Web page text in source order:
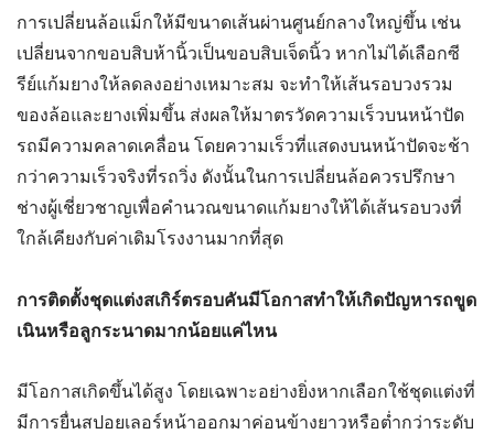
การเปลี่ยนล้อแม็กให้มีขนาดเส้นผ่านศูนย์กลางใหญ่ขึ้น เช่น
เปลี่ยนจากขอบสิบห้านิ้วเป็นขอบสิบเจ็ดนิ้ว หากไม่ได้เลือกซี
รีย์แก้มยางให้ลดลงอย่างเหมาะสม จะทำให้เส้นรอบวงรวม
ของล้อและยางเพิ่มขึ้น ส่งผลให้มาตรวัดความเร็วบนหน้าปัด
รถมีความคลาดเคลื่อน โดยความเร็วที่แสดงบนหน้าปัดจะช้า
กว่าความเร็วจริงที่รถวิ่ง ดังนั้นในการเปลี่ยนล้อควรปรึกษา
ช่างผู้เชี่ยวชาญเพื่อคำนวณขนาดแก้มยางให้ได้เส้นรอบวงที่
ใกล้เคียงกับค่าเดิมโรงงานมากที่สุด
การติดตั้งชุดแต่งสเกิร์ตรอบคันมีโอกาสทำให้เกิดปัญหารถขูด
เนินหรือลูกระนาดมากน้อยแค่ไหน
มีโอกาสเกิดขึ้นได้สูง โดยเฉพาะอย่างยิ่งหากเลือกใช้ชุดแต่งที่
มีการยื่นสปอยเลอร์หน้าออกมาค่อนข้างยาวหรือต่ำกว่าระดับ